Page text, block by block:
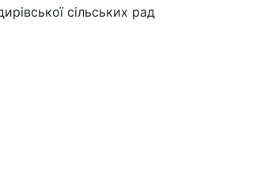
сільських рад